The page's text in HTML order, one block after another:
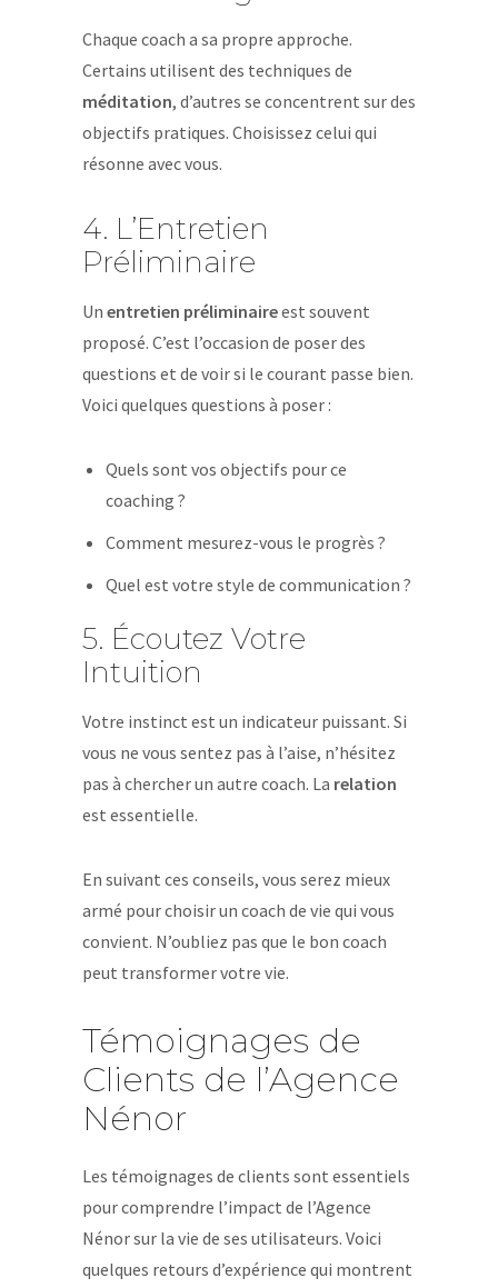
Chaque coach a sa propre approche.
Certains utilisent des techniques de
méditation, d’autres se concentrent sur des
objectifs pratiques. Choisissez celui qui
résonne avec vous.
4. L’Entretien
Préliminaire
Un entretien préliminaireest souvent
proposé. C’est l’occasion de poser des
questions et de voir si le courant passe bien.
Voici quelques questions à poser :
Quels sont vos objectifs pour ce
coaching ?
Comment mesurez-vous le progrès ?
Quel est votre style de communication ?
5. Écoutez Votre
Intuition
Votre instinct est un indicateur puissant. Si
vous ne vous sentez pas à l’aise, n’hésitez
pas à chercher un autre coach. La relation
est essentielle.
En suivant ces conseils, vous serez mieux
armé pour choisir un coach de vie qui vous
convient. N’oubliez pas que le bon coach
peut transformer votre vie.
Témoignages de
Clients de l’Agence
Nénor
Les témoignages de clients sont essentiels
pour comprendre l’impact de l’Agence
Nénor sur la vie de ses utilisateurs. Voici
quelques retours d’expérience qui montrent